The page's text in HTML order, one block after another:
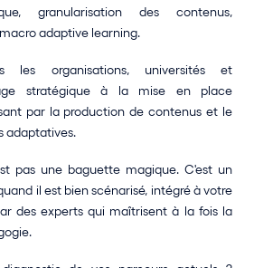
granularisation des contenus,
adaptive learning.
les organisations, universités et
stratégique à la mise en place
par la production de contenus et le
adaptatives.
pas une baguette magique. C'est un
il est bien scénarisé, intégré à votre
des experts qui maîtrisent à la fois la